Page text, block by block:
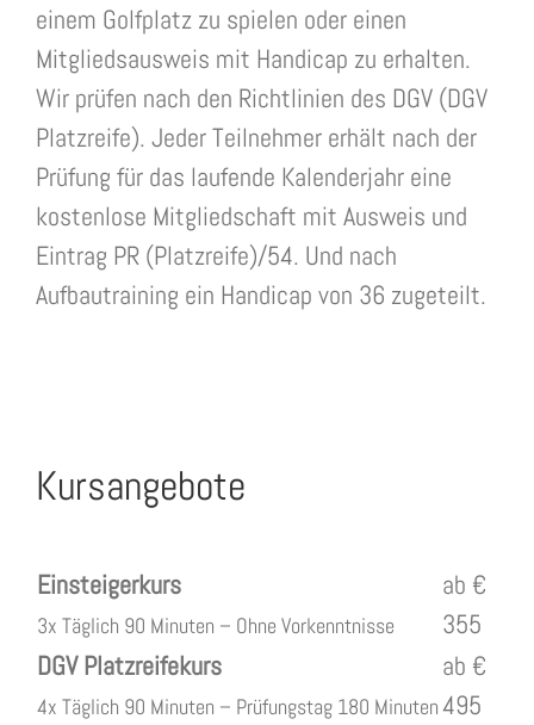
einem Golfplatz zu spielen oder einen
Mitgliedsausweis mit Handicap zu erhalten.
Wir prüfen nach den Richtlinien des DGV (DGV
Platzreife). Jeder Teilnehmer erhält nach der
Prüfung für das laufende Kalenderjahr eine
kostenlose Mitgliedschaft mit Ausweis und
Eintrag PR (Platzreife)/54. Und nach
Aufbautraining ein Handicap von 36 zugeteilt.
Kursangebote
Einsteigerkurs
3x Täglich 90 Minuten – Ohne Vorkenntnisse
ab €
355
DGV Platzreifekurs
4x Täglich 90 Minuten – Prüfungstag 180 Minuten
ab €
495